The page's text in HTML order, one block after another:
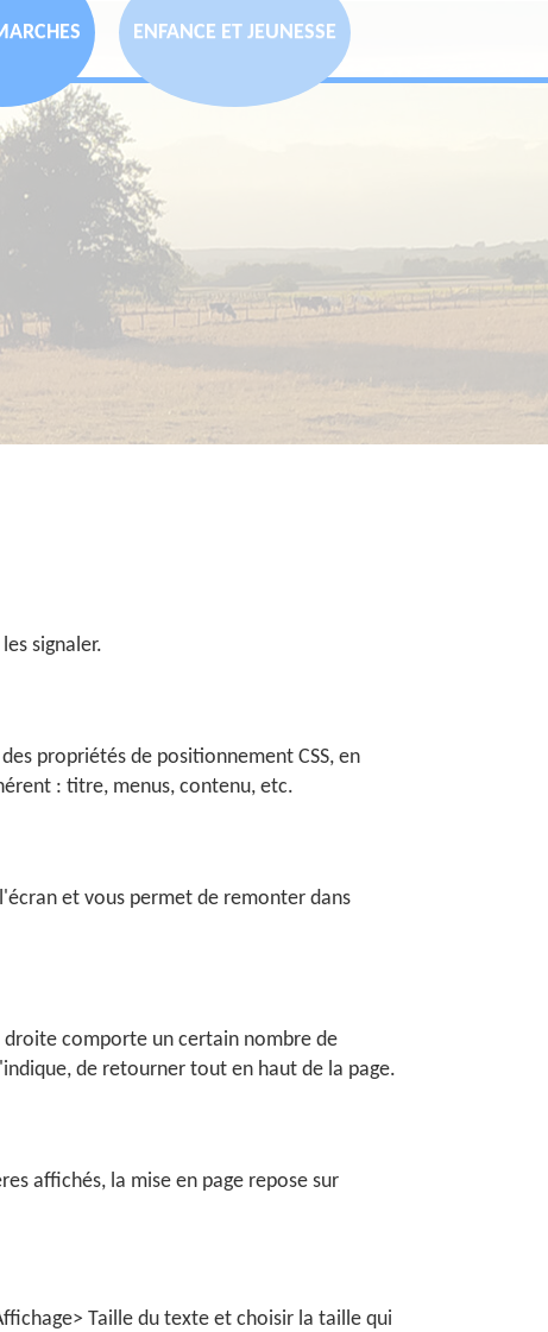
ENFANCE ET JEUNESSE
signaler.
propriétés de positionnement CSS, en
: titre, menus, contenu, etc.
et vous permet de remonter dans
droite comporte un certain nombre de
de retourner tout en haut de la page.
affichés, la mise en page repose sur
Taille du texte et choisir la taille qui